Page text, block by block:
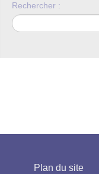
Rechercher :
Plan du site